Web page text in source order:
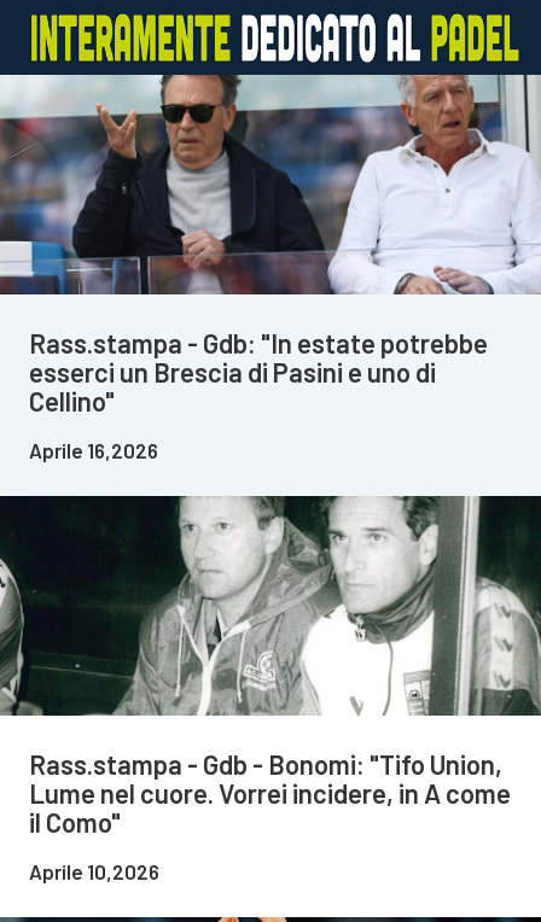
Rass.stampa - Gdb: "In estate potrebbe
esserci un Brescia di Pasini e uno di
Cellino"
Aprile 16,2026
Rass.stampa - Gdb - Bonomi: "Tifo Union,
Lume nel cuore. Vorrei incidere, in A come
il Como"
Aprile 10,2026